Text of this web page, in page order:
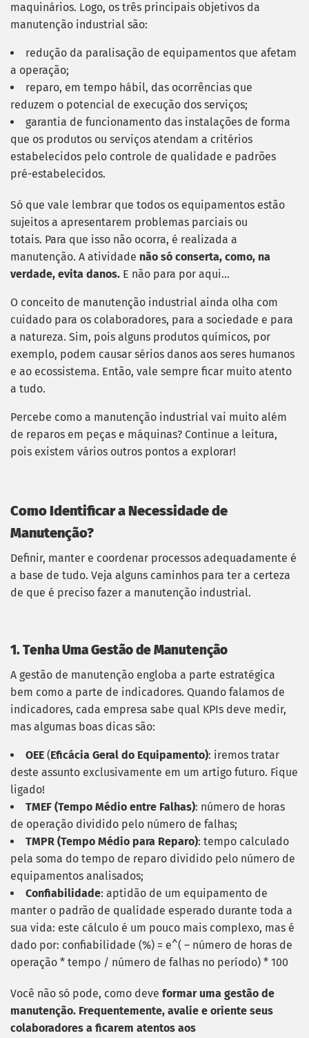
maquinários. Logo, os três principais objetivos da
manutenção industrial são:
redução da paralisação de equipamentos que afetam
a operação;
reparo, em tempo hábil, das ocorrências que
reduzem o potencial de execução dos serviços;
garantia de funcionamento das instalações de forma
que os produtos ou serviços atendam a critérios
estabelecidos pelo controle de qualidade e padrões
pré-estabelecidos.
Só que vale lembrar que todos os equipamentos estão
sujeitos a apresentarem problemas parciais ou
totais. Para que isso não ocorra, é realizada a
manutenção. A atividade não só conserta, como, na
verdade, evita danos. E não para por aqui…
O conceito de manutenção industrial ainda olha com
cuidado para os colaboradores, para a sociedade e para
a natureza. Sim, pois alguns produtos químicos, por
exemplo, podem causar sérios danos aos seres humanos
e ao ecossistema. Então, vale sempre ficar muito atento
a tudo.
Percebe como a manutenção industrial vai muito além
de reparos em peças e máquinas? Continue a leitura,
pois existem vários outros pontos a explorar!
Como Identificar a Necessidade de
Manutenção?
Definir, manter e coordenar processos adequadamente é
a base de tudo. Veja alguns caminhos para ter a certeza
de que é preciso fazer a manutenção industrial.
1. Tenha Uma Gestão de Manutenção
A gestão de manutenção engloba a parte estratégica
bem como a parte de indicadores. Quando falamos de
indicadores, cada empresa sabe qual KPIs deve medir,
mas algumas boas dicas são:
OEE (Eficácia Geral do Equipamento): iremos tratar
deste assunto exclusivamente em um artigo futuro. Fique
ligado!
TMEF (Tempo Médio entre Falhas): número de horas
de operação dividido pelo número de falhas;
TMPR (Tempo Médio para Reparo): tempo calculado
pela soma do tempo de reparo dividido pelo número de
equipamentos analisados;
Confiabilidade: aptidão de um equipamento de
manter o padrão de qualidade esperado durante toda a
sua vida: este cálculo é um pouco mais complexo, mas é
dado por: confiabilidade (%) = e^( – número de horas de
operação * tempo / número de falhas no período) * 100
Você não só pode, como deve formar uma gestão de
manutenção. Frequentemente, avalie e oriente seus
colaboradores a ficarem atentos aos